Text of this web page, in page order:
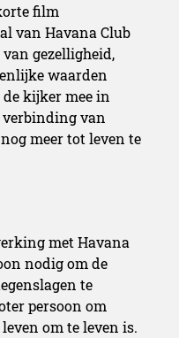
film
van Havana Club
gezelligheid,
waarden
kijker mee in
verbinding van
meer tot leven te
met Havana
nodig om de
te
persoon om
om te leven is.